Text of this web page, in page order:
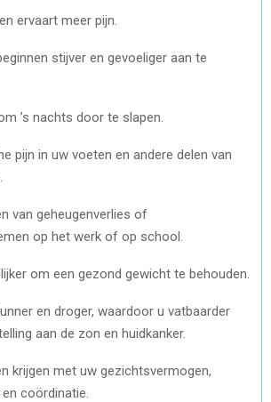
ervaart meer pijn.
stijver en gevoeliger aan te
’s nachts door te slapen.
pijn in uw voeten en andere delen van
van geheugenverlies of
op het werk of op school.
om een gezond gewicht te behouden.
en droger, waardoor u vatbaarder
aan de zon en huidkanker.
krijgen met uw gezichtsvermogen,
coördinatie.